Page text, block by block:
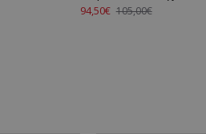
94,50€ 105,00€